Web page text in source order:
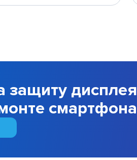
защиту дисплея
смартфона